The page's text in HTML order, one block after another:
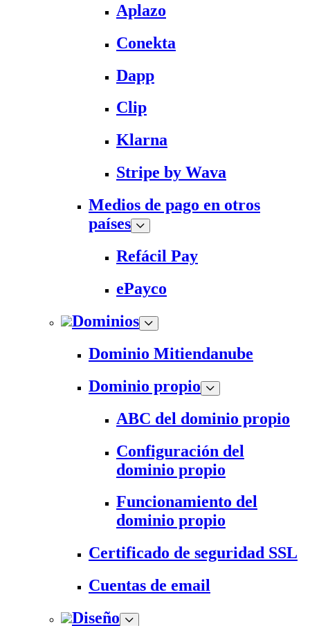
Aplazo
Conekta
Dapp
Clip
Klarna
Stripe by Wava
Medios de pago en otros
países
Refácil Pay
ePayco
Dominios
Dominio Mitiendanube
Dominio propio
ABC del dominio propio
Configuración del
dominio propio
Funcionamiento del
dominio propio
Certificado de seguridad SSL
Cuentas de email
Diseño